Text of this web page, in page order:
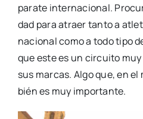
pa­ra­te inter­na­cio­nal.
dad para atraer tan­to a
na­cio­nal como a todo tipo
que este es un cir­cui­to
sus mar­cas. Algo que, en
bién es muy impor­tan­te.